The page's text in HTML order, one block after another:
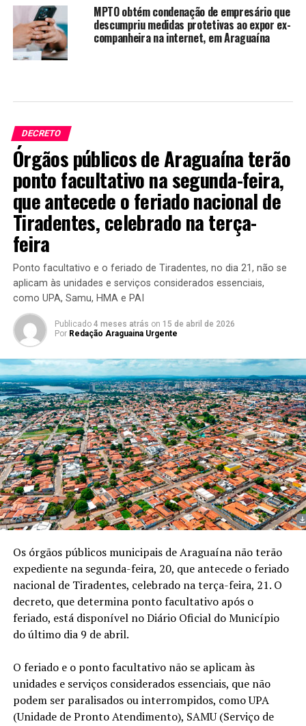
MPTO obtém condenação de empresário que
descumpriu medidas protetivas ao expor ex-
companheira na internet, em Araguaína
DECRETO
Órgãos públicos de Araguaína terão
ponto facultativo na segunda-feira,
que antecede o feriado nacional de
Tiradentes, celebrado na terça-
feira
Ponto facultativo e o feriado de Tiradentes, no dia 21, não se
aplicam às unidades e serviços considerados essenciais,
como UPA, Samu, HMA e PAI
Publicado 4 meses atrás on 15 de abril de 2026
Por Redação Araguaina Urgente
Os órgãos públicos municipais de Araguaína não terão
expediente na segunda-feira, 20, que antecede o feriado
nacional de Tiradentes, celebrado na terça-feira, 21. O
decreto, que determina ponto facultativo após o
feriado, está disponível no Diário Oficial do Município
do último dia 9 de abril.
O feriado e o ponto facultativo não se aplicam às
unidades e serviços considerados essenciais, que não
podem ser paralisados ou interrompidos, como UPA
(Unidade de Pronto Atendimento), SAMU (Serviço de